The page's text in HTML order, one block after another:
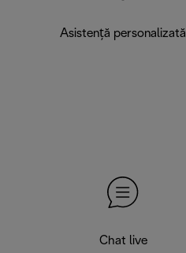
Asistență personalizată
Chat live